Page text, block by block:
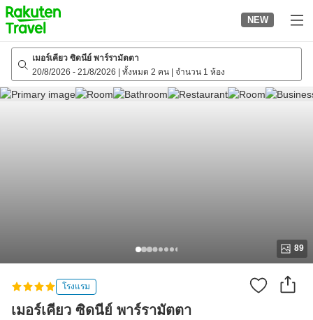
to
top
page
NEW
เมอร์เคียว ซิดนีย์ พาร์รามัตตา
20/8/2026 - 21/8/2026 ทั้งหมด 2 คน จำนวน 1 ห้อง
89
โรงแรม
เมอร์เคียว ซิดนีย์ พาร์รามัตตา